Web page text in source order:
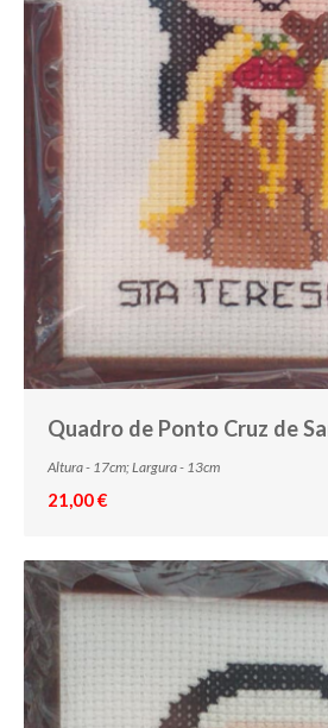
Quadro de Ponto Cruz de
Altura - 17cm; Largura - 13cm
21,00 €